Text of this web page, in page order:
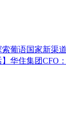
索葡语国家新渠道
】华住集团CFO